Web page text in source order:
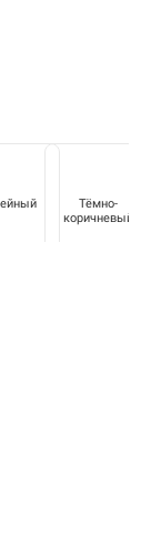
Тёмно-
коричневый